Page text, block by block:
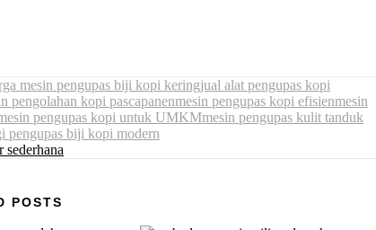
mesin pengupas biji kopi keringjual alat pengupas kopi
pengolahan kopi pascapanenmesin pengupas kopi efisienmesin
pengupas kopi untuk UMKMmesin pengupas kulit tanduk
pengupas biji kopi modern
POSTS